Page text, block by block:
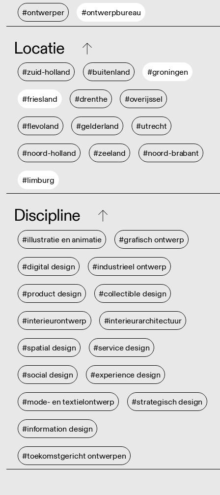
#ontwerper #ontwerpbureau
Locatie
#zuid-holland #buitenland #groningen
#friesland #drenthe #overijssel
#flevoland #gelderland #utrecht
#noord-holland #zeeland #noord-brabant
#limburg
Discipline
#illustratie en animatie #grafisch ontwerp
#digital design #industrieel ontwerp
#product design #collectible design
#interieurontwerp #interieurarchitectuur
#spatial design #service design
#social design #experience design
#mode- en textielontwerp #strategisch design
#information design
#toekomstgericht ontwerpen